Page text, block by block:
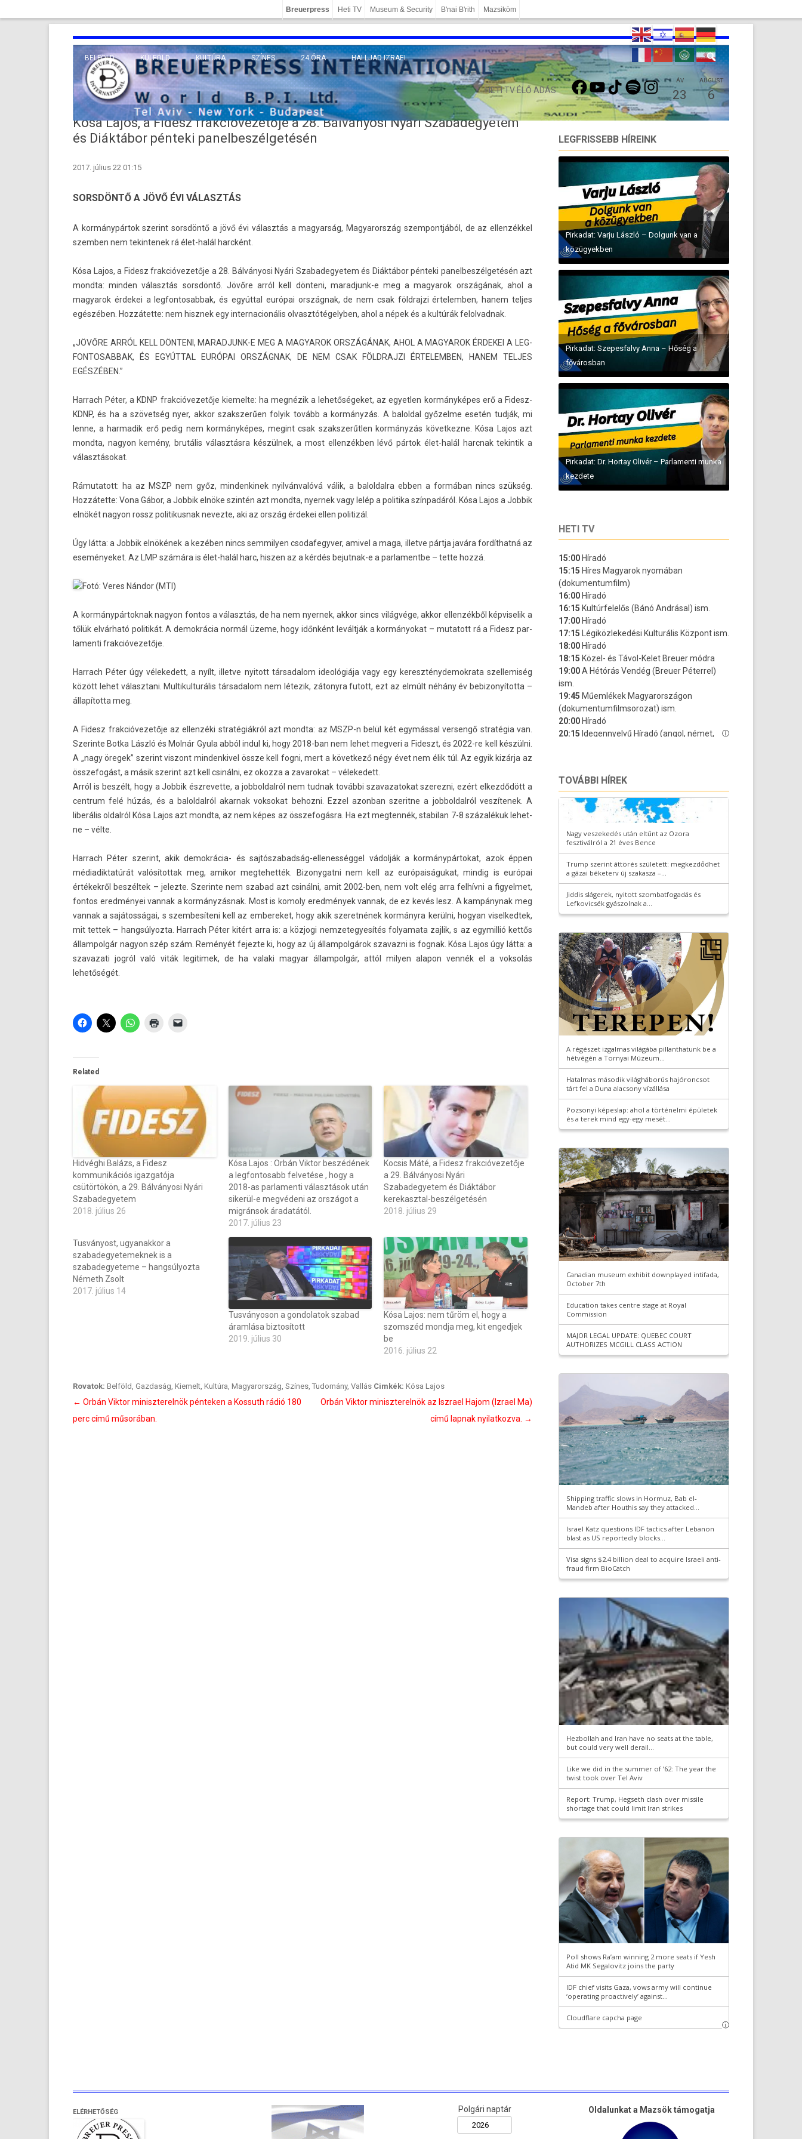
Breuerpress Heti TV Museum & Security B'nai B'rith Mazsiköm
BELFÖLD KÜLFÖLD
EURÓPA
KÖZEL-KELET
TÁVOL-KELET
KULTÚRA
TUDOMÁNY
VALLÁS
SZÍNES 24 ÓRA HALLJAD IZRAEL
HETI TV ÉLŐ ADÁS
FACEBOOKYOUTUBETIKTOKSPOTIFYINSTAGRAMÁV
23
AUGUST
6
Kósa Lajos, a Fidesz frakcióvezetője a 28. Bálványosi Nyári Szabadegyetem
és Diáktábor pénteki panelbeszélgetésén
2017. július 22 01:15
SORSDÖNTŐ A JÖVŐ ÉVI VÁLASZTÁS
A kormánypártok szerint sorsdöntő a jövő évi választás a magyar­ság, Magyarország szem­pontjából, de az el­lenzék­kel
szemb­en nem tekin­tenek rá élet-halál harcként.
Kósa Lajos, a Fidesz frak­cióvezetője a 28. Bálványosi Nyári Szabadegyetem és Diáktábor pénteki panel­beszél­getésén azt
mondta: mind­en választás sorsdöntő. Jövőre arról kell dönteni, maradjunk-e meg a magyarok országának, ahol a
magyarok érdekei a leg­fontosab­bak, és egyúttal európai országnak, de nem csak földraj­zi értelemb­en, hanem tel­jes
egészében. Hozzátette: nem hisznek egy in­ter­nacionális ol­vasztótégelyb­en, ahol a népek és a kultúrák felol­vadnak.
„JÖVŐRE ARRÓL KELL DÖNTENI, MARADJUNK-E MEG A MAGYAROK ORSZÁGÁNAK, AHOL A MAGYAROK ÉRDEKEI A LEG­
FONTOSAB­BAK, ÉS EGYÚTTAL EURÓPAI ORSZÁGNAK, DE NEM CSAK FÖLDRAJ­ZI ÉRTELEMB­EN, HANEM TEL­JES
EGÉSZÉBEN.”
Har­rach Péter, a KDNP frak­cióvezetője kiemel­te: ha megnézik a lehetőségeket, az egyetl­en kormányképes erő a Fidesz-
KDNP, és ha a szövetség nyer, akkor szakszerű­en folyik tovább a kormányzás. A balold­al győzelme esetén tudják, mi
lenne, a har­madik erő pedig nem kormányképes, megint csak szakszerűtl­en kormányzás követ­kezne. Kósa Lajos azt
mondta, nagyon kemény, brutális választásra készülnek, a most el­lenzékb­en lévő pártok élet-halál harcnak tekin­tik a
választásokat.
Rámutatott: ha az MSZP nem győz, min­denkinek nyilvánvalóvá válik, a balol­dalra ebben a formában nincs szükség.
Hozzátette: Vona Gábor, a Job­bik elnöke szintén azt mondta, nyer­nek vagy lelép a politika színpadáról. Kósa Lajos a Job­bik
elnökét nagyon rossz politikus­nak nevez­te, aki az ország érdekei ellen politizál.
Úgy látta: a Job­bik elnökének a kezében nincs sem­mily­en csodafegyv­er, amivel a maga, il­let­ve pártja javára fordíthatná az
eseményeket. Az LMP számára is élet-halál harc, hisz­en az a kérdés bejutnak-e a par­lamentbe – tette hozzá.
Fotó: Veres Nándor (MTI)
A kor­mánypár­toknak nagyon fon­tos a választás, de ha nem nyer­nek, akkor sincs világvége, akkor el­lenzék­ből kép­viselik a
tőlük elvárható politikát. A de­mok­rácia normál üzeme, hogy időnként leváltják a kor­mányokat – mutatott rá a Fidesz par­
lamen­ti frak­cióvezetője.
Har­rach Péter úgy vélekedett, a nyílt, il­let­ve nyitott tár­sadalom ideológiája vagy egy kereszténydemok­rata szel­lemiség
között lehet választani. Multi­kul­turális tár­sadalom nem létezik, zátonyra futott, ezt az elmúlt néhány év be­bizonyítot­ta –
állapította meg.
A Fidesz frak­cióvezetője az el­lenzéki stratégiákról azt mondta: az MSZP-n belül két egymással ver­sengő stratégia van.
Szerin­te Botka László és Molnár Gyula abból indul ki, hogy 2018-ban nem lehet meg­veri a Fideszt, és 2022-re kell készülni.
A „nagy öregek” szerint vis­zont min­denkivel össze kell fogni, mert a követ­kező négy évet nem élik túl. Az egyik kizárja az
összefogást, a másik szerint azt kell csinálni, ez okoz­za a zavarokat – vélekedett.
Arról is beszélt, hogy a Job­bik észrevet­te, a job­boldal­ról nem tud­nak további szavazatokat szerez­ni, ezért el­kezdődött a
centrum felé húzás, és a balol­dalról akar­nak vok­sokat be­hoz­ni. Ezzel azon­ban szerit­ne a job­boldal­ról veszítenek. A
liberális ol­dalról Kósa Lajos azt mondta, az nem képes az összefogás­ra. Ha ezt meg­tennék, stabilan 7-8 százalékuk lehet­
ne – vélte.
Har­rach Péter szerint, akik demokrácia- és sajtószabadság-ellenességgel vádolják a kor­mánypár­tokat, azok éppen
médiadik­tatúrát valósítot­tak meg, amikor meg­tehet­ték. Bi­zonygat­ni nem kell az európaiságukat, min­dig is európai
értékekről beszéltek – jelez­te. Szerin­te nem szabad azt csinálni, amit 2002-ben, nem volt elég arra felhívni a figyel­met,
fon­tos eredményei van­nak a kormányzásnak. Most is komo­ly eredmények van­nak, de ez kevés lesz. A kampánynak meg
van­nak a sajátosságai, s szem­besíteni kell az em­bereket, hogy akik szeret­nének kormányra kerülni, hogyan visel­kedtek,
mit tet­tek – han­gsúlyoz­ta. Har­rach Péter kitért arra is: a közjogi nem­zetegyesítés folyamata zaj­lik, s az egymil­lió kettős
állam­polgár nagyon szép szám. Reményét fejez­te ki, hogy az új állam­polgárok szavaz­ni is fog­nak. Kósa Lajos úgy látta: a
szavazati jogról való viták legitimek, de ha valaki magyar állam­polgár, attól mily­en al­apon vennék el a vok­solás
lehetőségét.
Related
Hidvéghi Balázs, a Fidesz
kommunikációs igazgatója
csütörtökön, a 29. Bálványosi Nyári
Szabadegyetem
2018. július 26
Kósa Lajos : Orbán Viktor beszédének
a legfontosabb felvetése , hogy a
2018-as parlamenti választások után
sikerül-e megvédeni az országot a
migránsok áradatától.
2017. július 23
Kocsis Máté, a Fidesz frakcióvezetője
a 29. Bálványosi Nyári
Szabadegyetem és Diáktábor
kerekasztal-beszélgetésén
2018. július 29
Tusványost, ugyanakkor a
szabadegyetemeknek is a
szabadegyeteme – hangsúlyozta
Németh Zsolt
2017. július 14
Tusványoson a gondolatok szabad
áramlása biztosított
2019. július 30
Kósa Lajos: nem tűröm el, hogy a
szomszéd mondja meg, kit engedjek
be
2016. július 22
Rovatok: Belföld, Gazdaság, Kiemelt, Kultúra, Magyarország, Színes, Tudomány, Vallás Cimkék: Kósa Lajos
Bejegyzés
navigáció
← Orbán Viktor miniszterelnök pénteken a Kossuth rádió 180
perc című műsorában.
Orbán Viktor miniszterelnök az Iszrael Hajom (Izrael Ma)
című lapnak nyilatkozva. →
LEGFRISSEBB HÍREINK
Pirkadat: Varju László – Dolgunk van a
közügyekben
Pirkadat: Szepesfalvy Anna – Hőség a
fővárosban
Pirkadat: Dr. Hortay Olivér – Parlamenti munka
kezdete
HETI TV
TOVÁBBI HÍREK
ELÉRHETŐSÉG Polgári naptár Oldalunkat a Mazsök támogatja